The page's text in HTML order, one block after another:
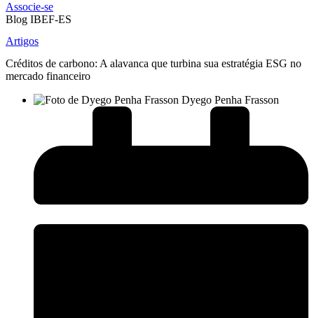
Associe-se
Blog IBEF-ES
Artigos
Créditos de carbono: A alavanca que turbina sua estratégia ESG no
mercado financeiro
Dyego Penha Frasson